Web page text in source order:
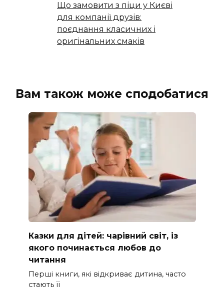
Що замовити з піци у Києві
для компанії друзів:
поєднання класичних і
оригінальних смаків
Вам також може сподобатися
Казки для дітей: чарівний світ, із
якого починається любов до
читання
Перші книги, які відкриває дитина, часто
стають її